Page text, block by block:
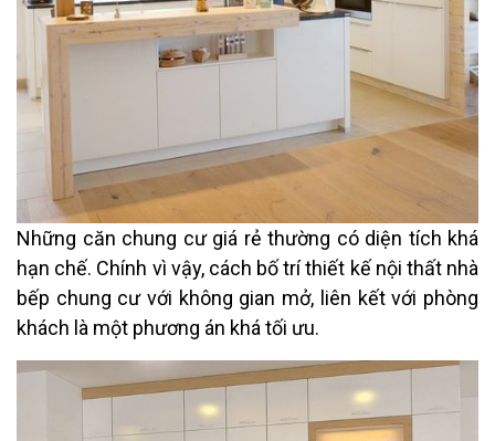
Những căn chung cư giá rẻ thường có diện tích khá
hạn chế. Chính vì vậy, cách bố trí thiết kế nội thất nhà
bếp chung cư với không gian mở, liên kết với phòng
khách là một phương án khá tối ưu.